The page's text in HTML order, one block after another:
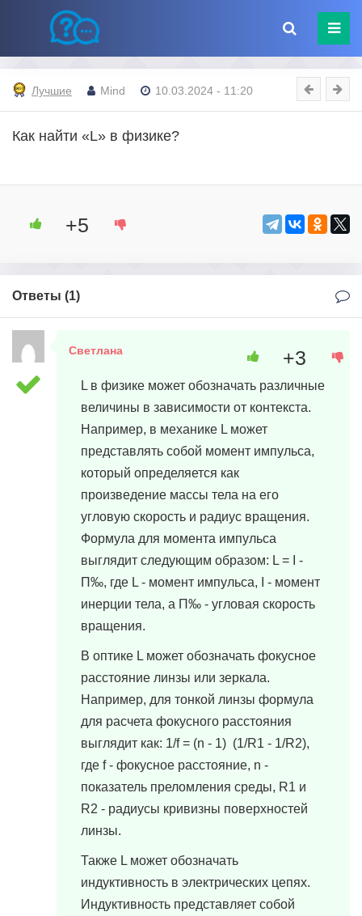
Лучшие Mind 10.03.2024 - 11:20
Как найти «L» в физике?
+5
Ответы (1)
Светлана
L в физике может обозначать различные
величины в зависимости от контекста.
Например, в механике L может
представлять собой момент импульса,
который определяется как
произведение массы тела на его
угловую скорость и радиус вращения.
Формула для момента импульса
выглядит следующим образом: L = I ­
П‰, где L - момент импульса, I - момент
инерции тела, а П‰ - угловая скорость
вращения.
В оптике L может обозначать фокусное
расстояние линзы или зеркала.
Например, для тонкой линзы формула
для расчета фокусного расстояния
выглядит как: 1/f = (n - 1) ­ (1/R1 - 1/R2),
где f - фокусное расстояние, n -
показатель преломления среды, R1 и
R2 - радиусы кривизны поверхностей
линзы.
Также L может обозначать
индуктивность в электрических цепях.
Индуктивность представляет собой
+3